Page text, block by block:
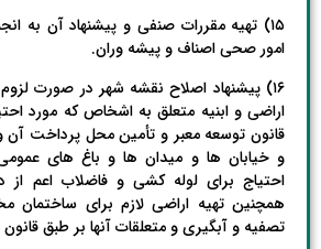
۱۵) تهیه مقررات صنفی و پیشنهاد آن به
امور صحی اصناف و پیشه وران.
۱۶) پیشنهاد اصلاح نقشه شهر در صورت
اراضی و ابنیه متعلق به اشخاص که مورد
قانون توسعه معبر و تأمین محل پرداخت آن
و خیابان ها و میدان ها و باغ های
احتیاج برای لوله کشی و فاضلاب اعم
همچنین تهیه اراضی لازم برای
تصفیه و آبگیری و متعلقات آنها بر طبق